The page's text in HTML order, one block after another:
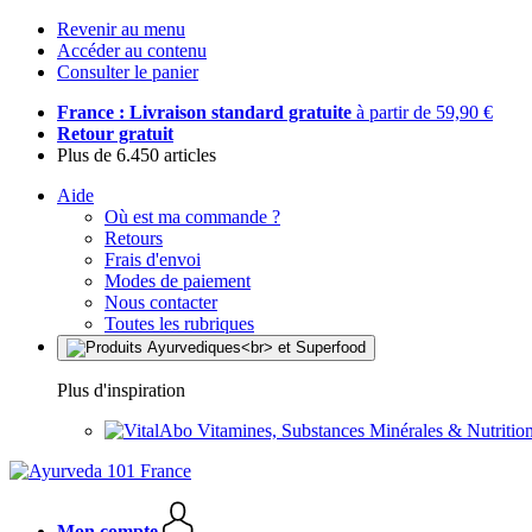
Revenir au menu
Accéder au contenu
Consulter le panier
France : Livraison standard gratuite à partir de 59,90 €
Retour gratuit
Plus de 6.450 articles
Aide
Où est ma commande ?
Retours
Frais d'envoi
Modes de paiement
Nous contacter
Toutes les rubriques
Plus d'inspiration
Vitamines, Substances Minérales &